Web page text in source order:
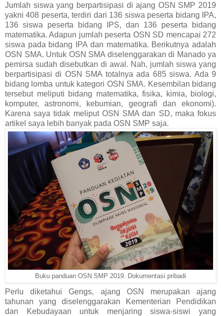
Jumlah siswa yang berpartisipasi di ajang OSN SMP 2019
yakni 408 peserta, terdiri dari 136 siswa peserta bidang IPA,
136 siswa peserta bidang IPS, dan 136 peserta bidang
matematika. Adapun jumlah peserta OSN SD mencapai 272
siswa pada bidang IPA dan matematika. Berikutnya adalah
OSN SMA. Untuk OSN SMA diselenggarakan di Manado ya
pemirsa sudah disebutkan di awal. Nah, jumlah siswa yang
berpartisipasi di OSN SMA totalnya ada 685 siswa. Ada 9
bidang lomba untuk kategori OSN SMA. Kesembilan bidang
tersebut meliputi bidang matematika, fisika, kimia, biologi,
komputer, astronomi, kebumian, geografi dan ekonomi).
Karena saya tidak meliput OSN SMA dan SD, maka fokus
artikel saya lebih banyak pada OSN SMP saja.
Buku panduan OSN SMP 2019. Dokumentasi pribadi
Perlu diketahui Gengs, ajang OSN merupakan ajang
tahunan yang diselenggarakan Kementerian Pendidikan
dan Kebudayaan untuk menjaring siswa-siswi yang